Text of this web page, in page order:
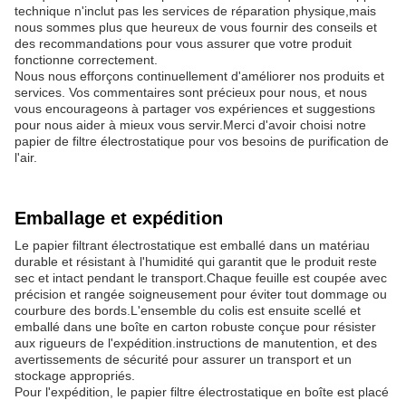
technique n'inclut pas les services de réparation physique,mais
nous sommes plus que heureux de vous fournir des conseils et
des recommandations pour vous assurer que votre produit
fonctionne correctement.
Nous nous efforçons continuellement d'améliorer nos produits et
services. Vos commentaires sont précieux pour nous, et nous
vous encourageons à partager vos expériences et suggestions
pour nous aider à mieux vous servir.Merci d'avoir choisi notre
papier de filtre électrostatique pour vos besoins de purification de
l'air.
Emballage et expédition
Le papier filtrant électrostatique est emballé dans un matériau
durable et résistant à l'humidité qui garantit que le produit reste
sec et intact pendant le transport.Chaque feuille est coupée avec
précision et rangée soigneusement pour éviter tout dommage ou
courbure des bords.L'ensemble du colis est ensuite scellé et
emballé dans une boîte en carton robuste conçue pour résister
aux rigueurs de l'expédition.instructions de manutention, et des
avertissements de sécurité pour assurer un transport et un
stockage appropriés.
Pour l'expédition, le papier filtre électrostatique en boîte est placé